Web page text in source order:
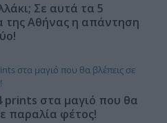
Σε αυτά τα 5
της Αθήνας η απάντηση
prints στα μαγιό που θα
παραλία φέτος!